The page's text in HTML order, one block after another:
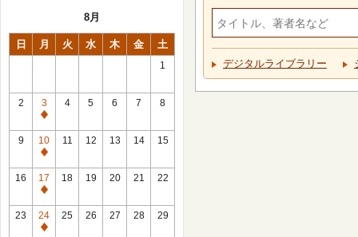
8月
日 月 火 水 木 金 土
1
2
3
休
館
日
4 5 6 7 8
9
10
休
館
日
11 12 13 14 15
16
17
休
館
日
18 19 20 21 22
23
24
休
25 26 27 28 29
デジタルライブラリー